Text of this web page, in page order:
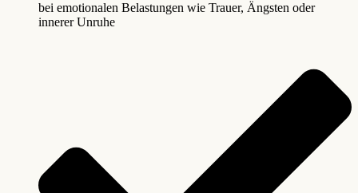
bei emotionalen Belastungen wie Trauer, Ängsten oder
innerer Unruhe